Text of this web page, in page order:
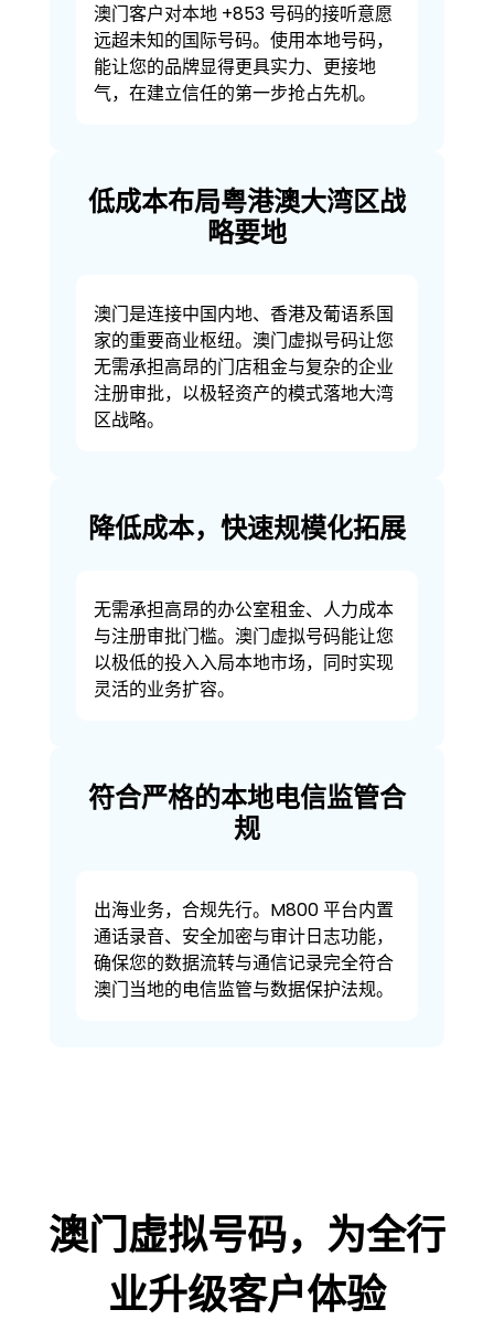
澳门客户对本地 +853 号码的接听意愿
远超未知的国际号码。使用本地号码，
能让您的品牌显得更具实力、更接地
气，在建立信任的第一步抢占先机。
低成本布局粤港澳大湾区战
略要地
澳门是连接中国内地、香港及葡语系国
家的重要商业枢纽。澳门虚拟号码让您
无需承担高昂的门店租金与复杂的企业
注册审批，以极轻资产的模式落地大湾
区战略。
降低成本，快速规模化拓展
无需承担高昂的办公室租金、人力成本
与注册审批门槛。澳门虚拟号码能让您
以极低的投入入局本地市场，同时实现
灵活的业务扩容。
符合严格的本地电信监管合
规
出海业务，合规先行。M800 平台内置
通话录音、安全加密与审计日志功能，
确保您的数据流转与通信记录完全符合
澳门当地的电信监管与数据保护法规。
澳门虚拟号码，为全行
业升级客户体验